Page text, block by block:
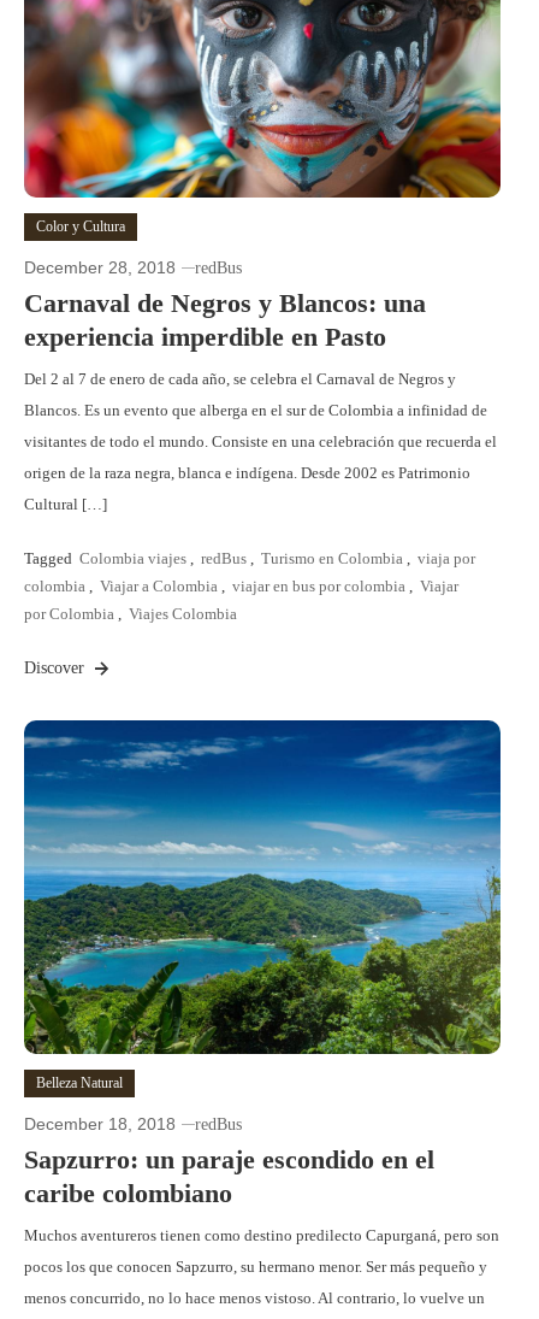
Color y Cultura
December 28, 2018 redBus
Carnaval de Negros y Blancos: una
experiencia imperdible en Pasto
Del 2 al 7 de enero de cada año, se celebra el Carnaval de Negros y
Blancos. Es un evento que alberga en el sur de Colombia a infinidad de
visitantes de todo el mundo. Consiste en una celebración que recuerda el
origen de la raza negra, blanca e indígena. Desde 2002 es Patrimonio
Cultural […]
Tagged Colombia viajes , redBus , Turismo en Colombia , viaja por
colombia , Viajar a Colombia , viajar en bus por colombia , Viajar
por Colombia , Viajes Colombia
Discover
Belleza Natural
December 18, 2018 redBus
Sapzurro: un paraje escondido en el
caribe colombiano
Muchos aventureros tienen como destino predilecto Capurganá, pero son
pocos los que conocen Sapzurro, su hermano menor. Ser más pequeño y
menos concurrido, no lo hace menos vistoso. Al contrario, lo vuelve un